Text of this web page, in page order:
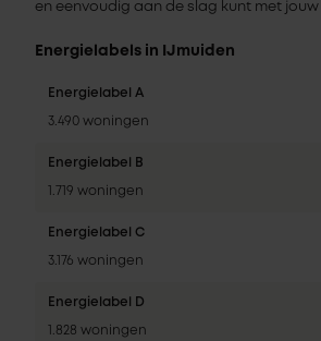
en eenvoudig aan de slag kunt met jouw
Energielabels in IJmuiden
Energielabel A
3.490 woningen
Energielabel B
1.719 woningen
Energielabel C
3.176 woningen
Energielabel D
1.828 woningen